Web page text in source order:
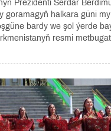
Prezidenti Serdar
goramagyň halkara güni
bardy we şol ýerde
resmi